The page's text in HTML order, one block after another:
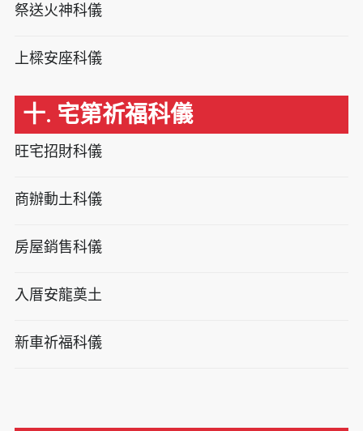
祭送火神科儀
上樑安座科儀
十. 宅第祈福科儀
旺宅招財科儀
商辦動土科儀
房屋銷售科儀
入厝安龍奠土
新車祈福科儀